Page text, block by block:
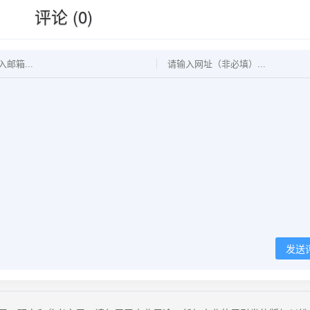
评论 (0)
发送